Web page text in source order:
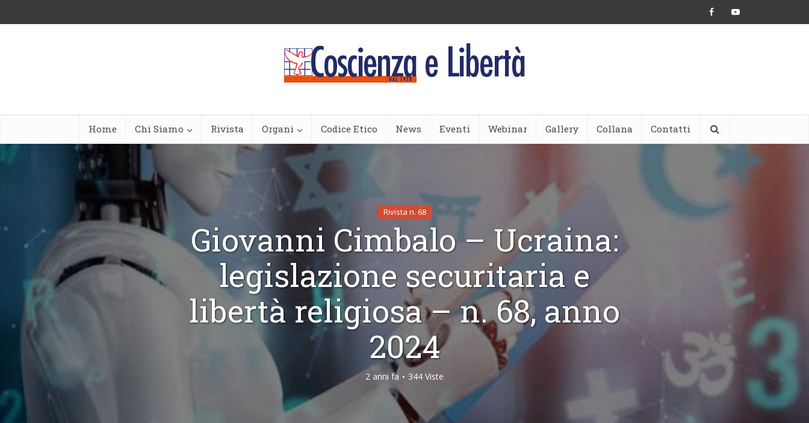
Home Chi Siamo Rivista Organi Codice Etico News Eventi Webinar Gallery Collana Contatti
Rivista n. 68
Giovanni Cimbalo – Ucraina:
legislazione securitaria e
libertà religiosa – n. 68, anno
2024
2 anni fa 344 Viste